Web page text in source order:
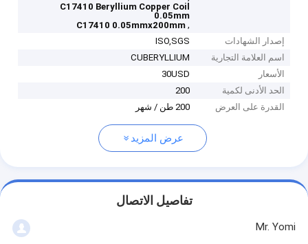
C17410 Beryllium Copper Coil
0.05mm
,
C17410 0.05mmx200mm
إصدار الشهادات
ISO,SGS
اسم العلامة التجارية
CUBERYLLIUM
الأسعار
30USD
الحد الأدنى لكمية
200
القدرة على العرض
200 طن / شهر
عرض المزيد
تفاصيل الاتصال
Mr. Yomi